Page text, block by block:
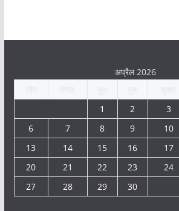
अप्रैल 2026
1
2 3
6
7 8 9 10
13
14 15 16 17
20
21 22 23 24
27
28 29 30